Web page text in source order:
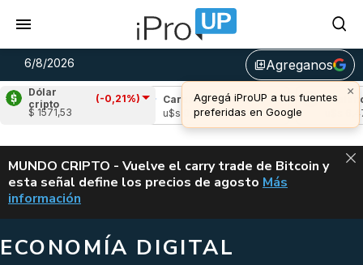
6/8/2026 library_addAgreganos
×
Agregá iProUP a tus fuentes
preferidas en Google
Dólar
cripto
(-0,21%)
$ 1571,53
(-1,10%)
Cardano
(9,15%)
u$s 0,21
Avalanche
u$s 6,47
ALERTA
MUNDO CRIPTO - Vuelve el carry trade de Bitcoin y
esta señal define los precios de agosto VUELVE EL
Más
información
ECONOMÍA DIGITAL